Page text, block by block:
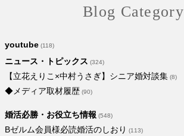
Blog Category
youtube (118)
ニュース・トピックス (324)
【立花えりこ×中村うさぎ】シニア婚対談集 (8)
◆メディア取材履歴 (90)
婚活必勝・お役立ち情報 (548)
Bゼルム会員様必読婚活のしおり (113)